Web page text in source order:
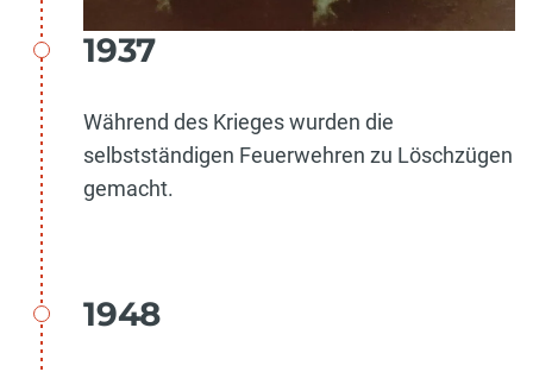
1937
Während des Krieges wurden die
selbstständigen Feuerwehren zu Löschzügen
gemacht.
1948